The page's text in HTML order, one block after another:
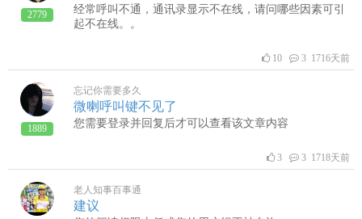
2779
经常呼叫不通，通讯录显示不在线，请问哪些因素可引
起不在线。。
10 3 1716天前
1889
忘记你需要多久
微喇呼叫键不见了
您需要登录并回复后才可以查看该文章内容
3 3 1718天前
老人知事百事通
建议